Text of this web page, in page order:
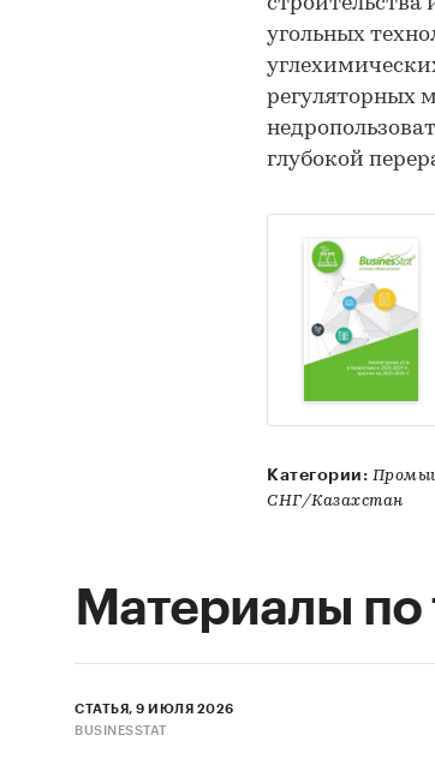
угольных
регуляторных
глубокой
Категории:
СНГ/Казахстан
Материалы по
СТАТЬЯ, 9 ИЮЛЯ 2026
BUSINESSTAT